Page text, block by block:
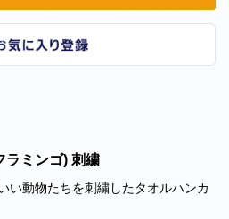
ラミンゴ) 刺繍
い動物たちを刺繍したタオルハンカ